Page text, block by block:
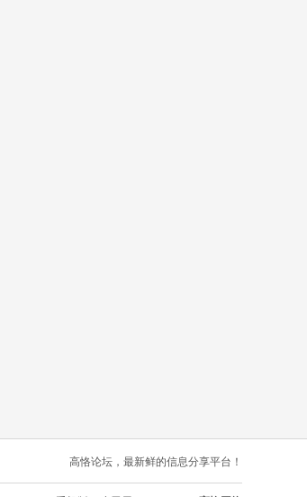
高恪论坛，最新鲜的信息分享平台！